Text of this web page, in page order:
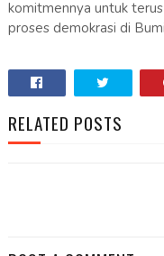
komitmennya untuk
proses demokrasi di
RELATED POSTS